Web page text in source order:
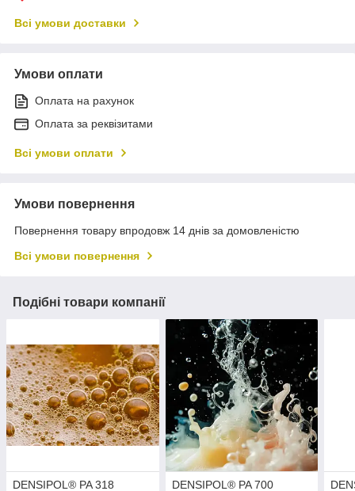
Всі умови доставки
Умови оплати
Оплата на рахунок
Оплата за реквізитами
Всі умови оплати
Умови повернення
Повернення товару впродовж 14 днів за домовленістю
Всі умови повернення
Подібні товари компанії
DENSIPOL® PA 318 DENSIPOL® PA 700